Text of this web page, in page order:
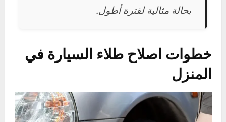
عند الحاجة إلى مطابقة اللون بدقة باستخدام
أدوات محترفة.
التعامل مع كل نوع من هذه الأضرار
بالطريقة الصحيحة يضمن بقاء سيارتك
بحالة مثالية لفترة أطول.